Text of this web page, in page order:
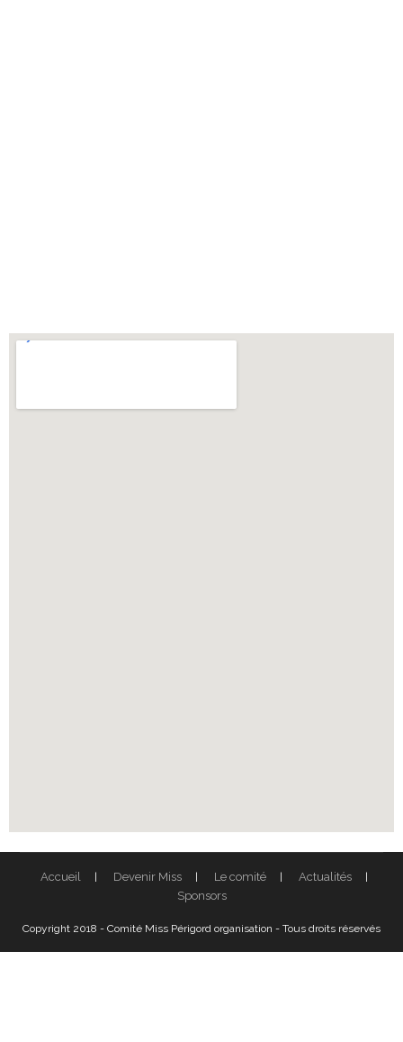
Accueil Devenir Miss Le comité
Actualités
Sponsors
Copyright 2018 - Comité Miss Périgord organisation - Tous droits réservés